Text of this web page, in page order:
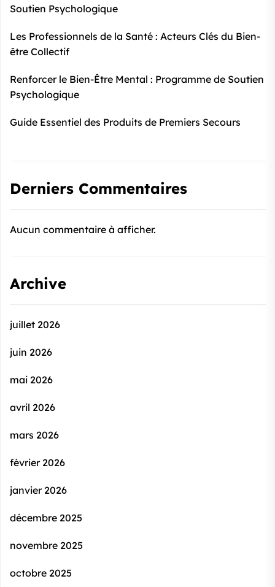
Soutien Psychologique
Les Professionnels de la Santé : Acteurs Clés du Bien-
être Collectif
Renforcer le Bien-Être Mental : Programme de Soutien
Psychologique
Guide Essentiel des Produits de Premiers Secours
Derniers Commentaires
Aucun commentaire à afficher.
Archive
juillet 2026
juin 2026
mai 2026
avril 2026
mars 2026
février 2026
janvier 2026
décembre 2025
novembre 2025
octobre 2025